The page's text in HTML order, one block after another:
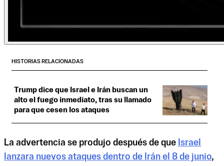
HISTORIAS RELACIONADAS
Trump dice que Israel e Irán buscan un
alto el fuego inmediato, tras su llamado
para que cesen los ataques
La advertencia se produjo después de que Israel
lanzara nuevos ataques dentro de Irán el 8 de junio,